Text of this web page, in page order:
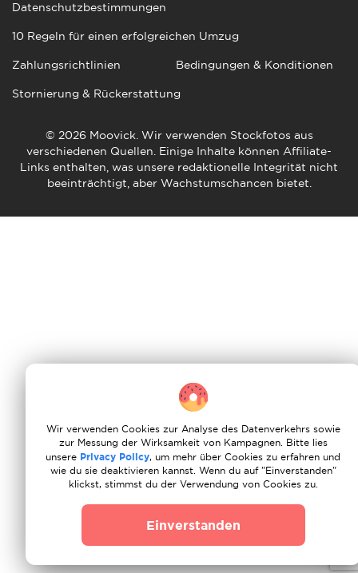
© 2026 Moovick. Wir verwenden Stockfotos aus
verschiedenen Quellen. Einige Inhalte können Affiliate-
Links enthalten, was unsere redaktionelle Integrität nicht
beeinträchtigt, aber Wachstumschancen bietet.
Datenschutzbestimmungen
10 Regeln für einen erfolgreichen Umzug
Zahlungsrichtlinien Bedingungen & Konditionen
Stornierung & Rückerstattung
Wir verwenden Cookies zur Analyse des Datenverkehrs sowie
zur Messung der Wirksamkeit von Kampagnen. Bitte lies
unsere Privacy Policy, um mehr über Cookies zu erfahren und
wie du sie deaktivieren kannst. Wenn du auf "Einverstanden"
klickst, stimmst du der Verwendung von Cookies zu.
Einverstanden